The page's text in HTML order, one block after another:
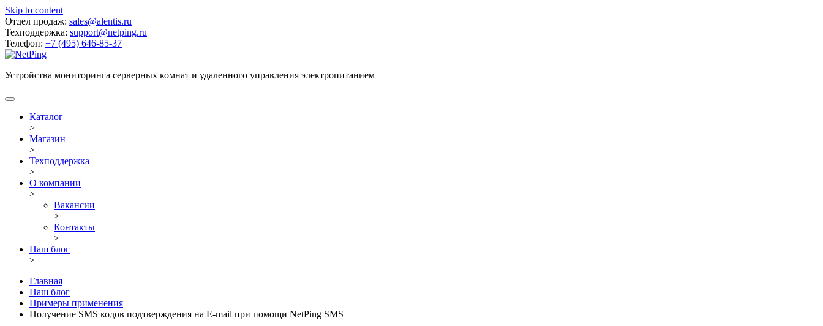
Skip to content
Отдел продаж: sales@alentis.ru
Техподдержка: support@netping.ru
Телефон: +7 (495) 646-85-37
Устройства мониторинга серверных комнат и удаленного управления электропитанием
Каталог
>
Магазин
>
Техподдержка
>
О компании
>
Вакансии
>
Контакты
>
Наш блог
>
Главная
Наш блог
Примеры применения
Получение SMS кодов подтверждения на E-mail при помощи NetPing SMS